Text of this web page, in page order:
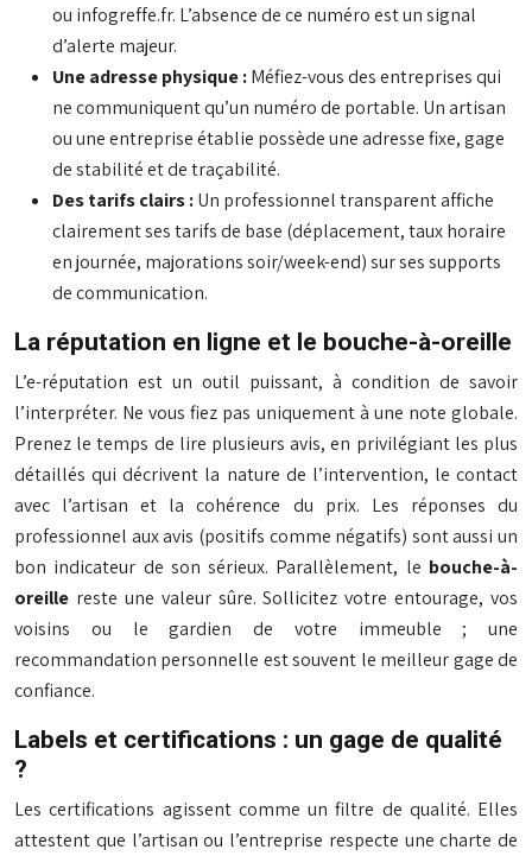
ou infogreffe.fr. L’absence de ce numéro est un signal
d’alerte majeur.
Une adresse physique :Méfiez-vous des entreprises qui
ne communiquent qu’un numéro de portable. Un artisan
ou une entreprise établie possède une adresse fixe, gage
de stabilité et de traçabilité.
Des tarifs clairs :Un professionnel transparent affiche
clairement ses tarifs de base (déplacement, taux horaire
en journée, majorations soir/week-end) sur ses supports
de communication.
La réputation en ligne et le bouche-à-oreille
L’e-réputation est un outil puissant, à condition de savoir
l’interpréter. Ne vous fiez pas uniquement à une note globale.
Prenez le temps de lire plusieurs avis, en privilégiant les plus
détaillés qui décrivent la nature de l’intervention, le contact
avec l’artisan et la cohérence du prix. Les réponses du
professionnel aux avis (positifs comme négatifs) sont aussi un
bon indicateur de son sérieux. Parallèlement, le bouche-à-
oreille reste une valeur sûre. Sollicitez votre entourage, vos
voisins ou le gardien de votre immeuble ; une
recommandation personnelle est souvent le meilleur gage de
confiance.
Labels et certifications : un gage de qualité
?
Les certifications agissent comme un filtre de qualité. Elles
attestent que l’artisan ou l’entreprise respecte une charte de